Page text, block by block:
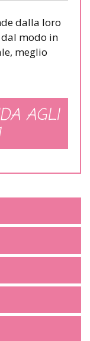
dalla loro
modo in
meglio
AGLI